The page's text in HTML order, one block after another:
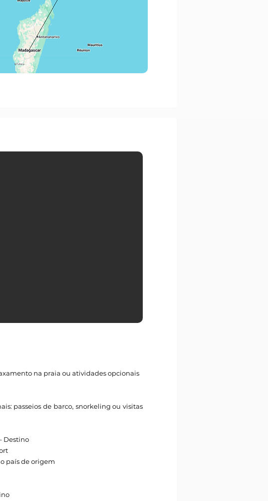
na praia ou atividades opcionais
passeios de barco, snorkeling ou visitas
Destino
país de origem